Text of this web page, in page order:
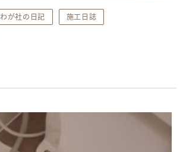
わが社の日記 施工日誌